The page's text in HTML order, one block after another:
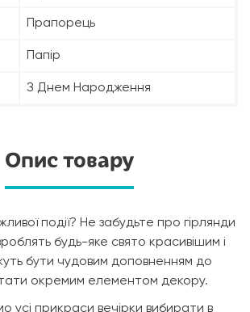
Прапорець
Папір
З Днем Народження
Опис товару
події? Не забудьте про гірлянди
будь-яке свято красивішим і
бути чудовим доповненням до
окремим елементом декору.
усі прикраси вечірки вибирати в